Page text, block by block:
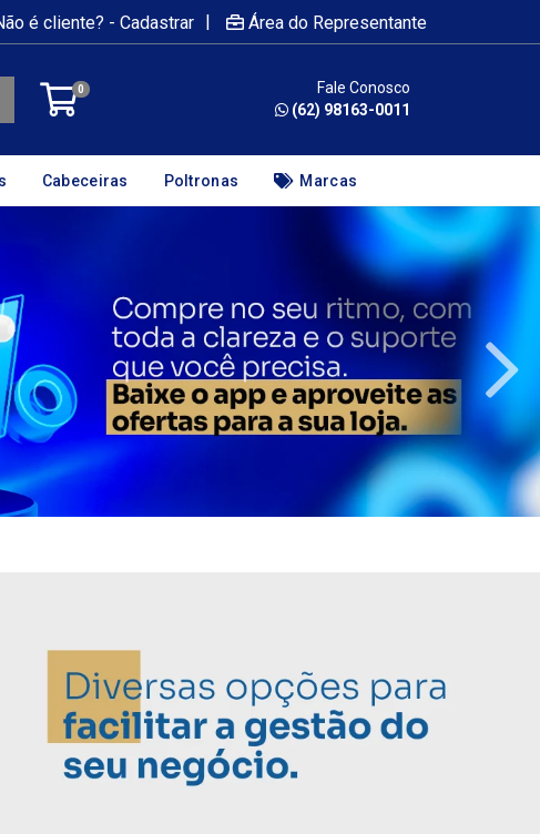
é cliente? - Cadastrar | Área do Representante
0
Fale Conosco
(62) 98163-0011
Cabeceiras Poltronas Marcas